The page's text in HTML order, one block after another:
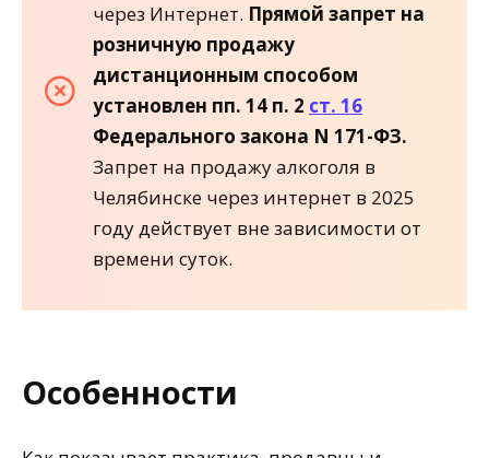
через Интернет. Прямой запрет на
розничную продажу
дистанционным способом
установлен пп. 14 п. 2 ст. 16
Федерального закона N 171-ФЗ.
Запрет на продажу алкоголя в
Челябинске через интернет в 2025
году действует вне зависимости от
времени суток.
Особенности